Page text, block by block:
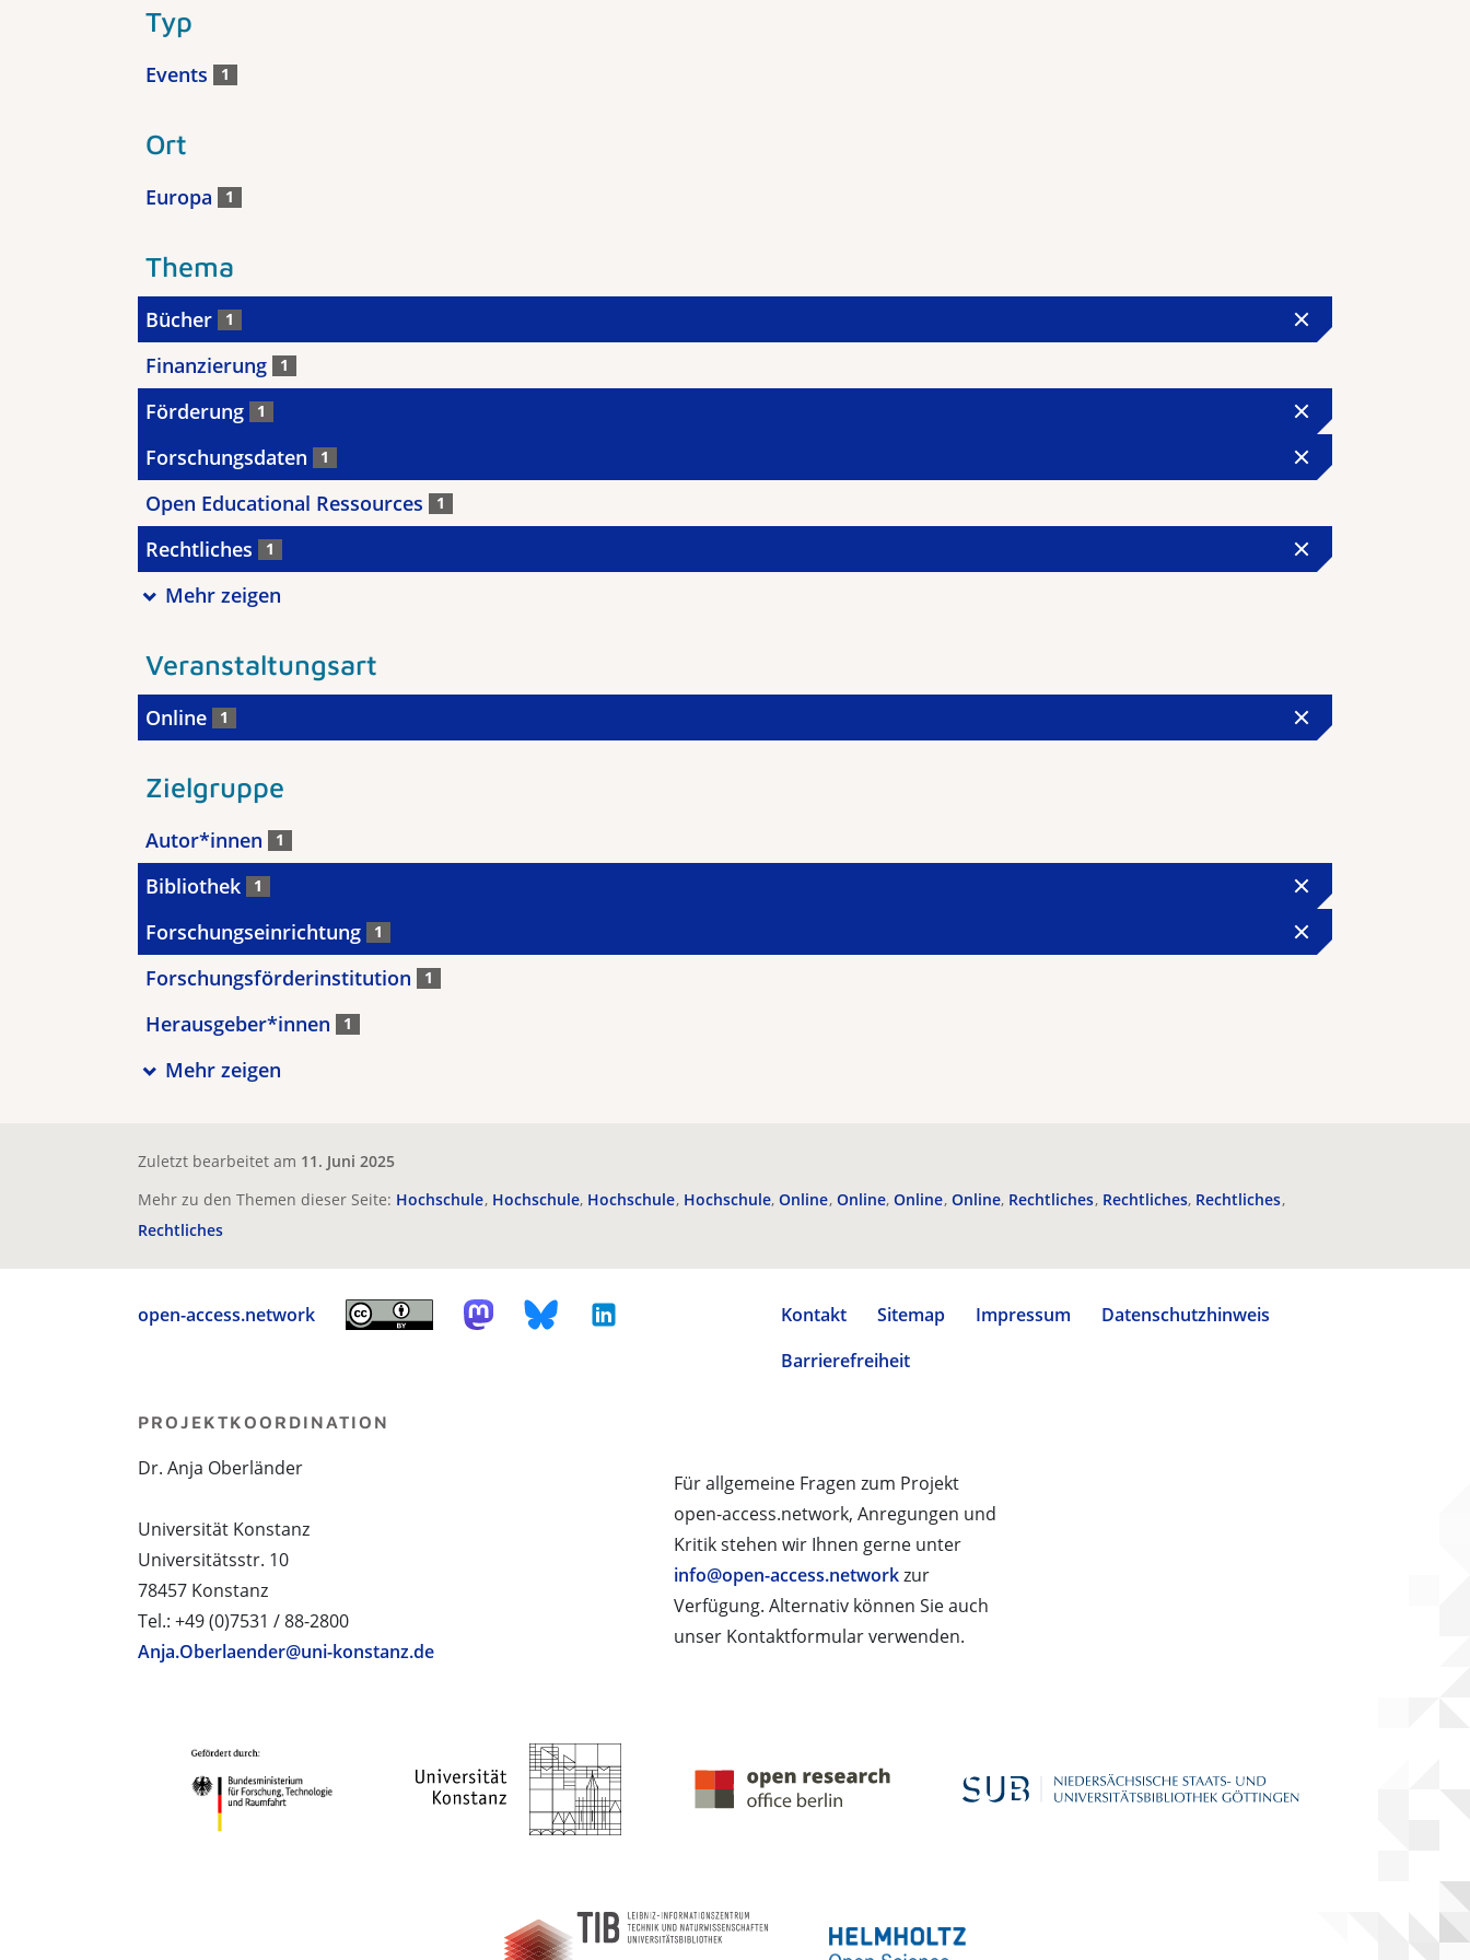
Typ
Events 1
Ort
Europa 1
Thema
Bücher 1
Finanzierung 1
Förderung 1
Forschungsdaten 1
Open Educational Ressources 1
Rechtliches 1
Mehr zeigen
Veranstaltungsart
Online 1
Zielgruppe
Autor*innen 1
Bibliothek 1
Forschungseinrichtung 1
Forschungsförderinstitution 1
Herausgeber*innen 1
Mehr zeigen
Zuletzt bearbeitet am 11. Juni 2025
Mehr zu den Themen dieser Seite: Hochschule Hochschule Hochschule Hochschule Online Online Online Online Rechtliches Rechtliches Rechtliches
Rechtliches
open-access.network Kontakt Sitemap Impressum
Datenschutzhinweis
Barrierefreiheit
Für allgemeine Fragen zum Projekt
open-access.network, Anregungen und
Kritik stehen wir Ihnen gerne unter
info@open-access.networkzur
Verfügung. Alternativ können Sie auch
unser Kontaktformular verwenden.
PROJEKTKOORDINATION
Dr. Anja Oberländer
Universität Konstanz
Universitätsstr. 10
78457 Konstanz
Tel.: +49 (0)7531 / 88-2800
Anja.Oberlaender@uni-konstanz.de